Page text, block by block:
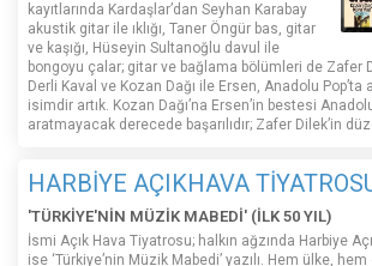
kayıtlarında Kardaşlar’dan Seyhan Karabay
akustik gitar ile ıklığı, Taner Öngür bas, gitar
ve kaşığı, Hüseyin Sultanoğlu davul ile
bongoyu çalar; gitar ve bağlama bölümleri de Zafer
Derli Kaval ve Kozan Dağı ile Ersen, Anadolu Pop’ta
isimdir artık. Kozan Dağı’na Ersen’in bestesi
aratmayacak derecede başarılıdır; Zafer Dilek’in
HARBİYE AÇIKHAVA
'TÜRKİYE'NİN MÜZİK MABEDİ' (İLK 50 YIL)
İsmi Açık Hava Tiyatrosu; halkın ağzında Harbiye
ise ‘Türkiye’nin Müzik Mabedi’ yazılı. Hem ülke,